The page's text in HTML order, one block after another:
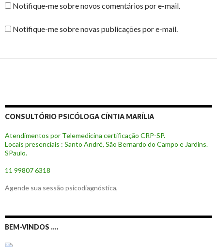
Notifique-me sobre novos comentários por e-mail.
Notifique-me sobre novas publicações por e-mail.
CONSULTÓRIO PSICÓLOGA CÍNTIA MARÍLIA
Atendimentos por Telemedicina certificação CRP-SP.
Locais presenciais : Santo André, São Bernardo do Campo e Jardins.
SPaulo.
11 99807 6318
Agende sua sessão psicodiagnóstica,
BEM-VINDOS ….